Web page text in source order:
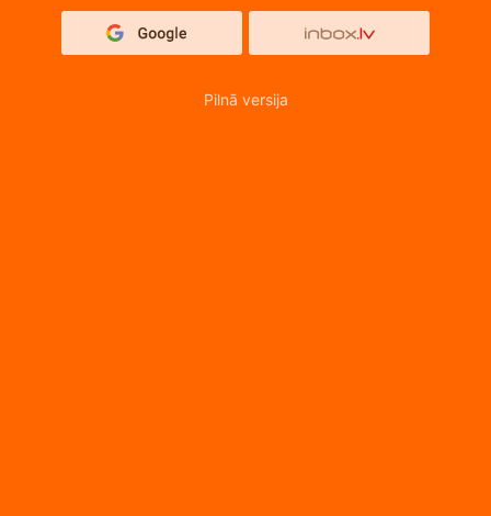
Pilnā versija